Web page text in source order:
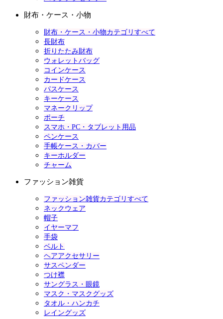
財布・ケース・小物
財布・ケース・小物カテゴリすべて
長財布
折りたたみ財布
ウォレットバッグ
コインケース
カードケース
パスケース
キーケース
マネークリップ
ポーチ
スマホ・PC・タブレット用品
ペンケース
手帳ケース・カバー
キーホルダー
チャーム
ファッション雑貨
ファッション雑貨カテゴリすべて
ネックウェア
帽子
イヤーマフ
手袋
ベルト
ヘアアクセサリー
サスペンダー
つけ襟
サングラス・眼鏡
マスク・マスクグッズ
タオル・ハンカチ
レイングッズ